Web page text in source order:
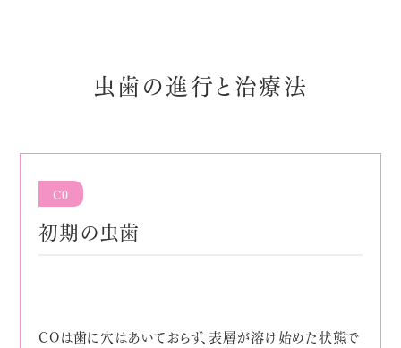
虫歯の進行と治療法
C0
初期の虫歯
COは歯に穴はあいておらず、表層が溶け始めた状態で